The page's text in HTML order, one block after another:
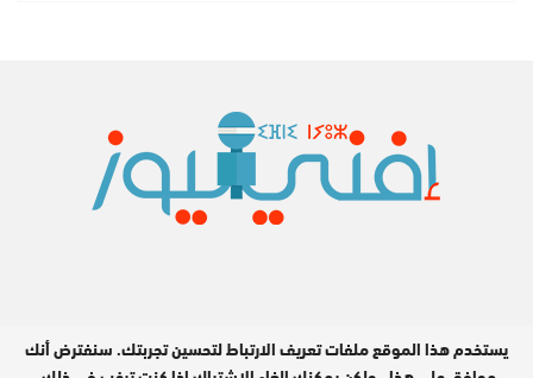
يستخدم هذا الموقع ملفات تعريف الارتباط لتحسين تجربتك. سنفترض أنك